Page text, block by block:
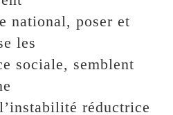
national, poser et
les
sociale, semblent
réductrice